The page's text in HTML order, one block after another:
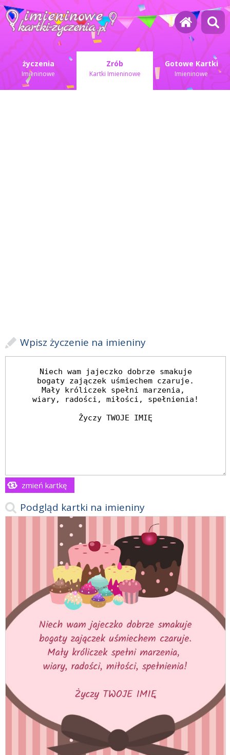
życzenia
Imieninowe
Zrób
Kartki Imieninowe
Gotowe Kartki
Imieninowe
Wpisz życzenie na imieniny
zmień kartkę
Podgląd kartki na imieniny